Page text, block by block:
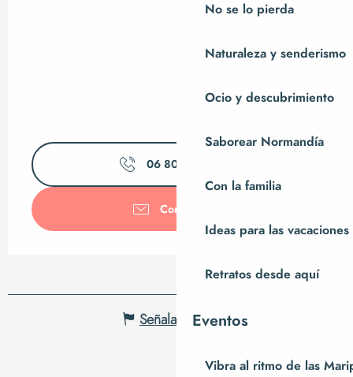
No se lo pierda
Naturaleza y senderismo
Ocio y descubrimiento
Saborear Normandía
Con la familia
Ideas para las vacaciones
Retratos desde aquí
Eventos
Vibra al ritmo de las
06 80 05 98
Contáctenos
Señalar un error